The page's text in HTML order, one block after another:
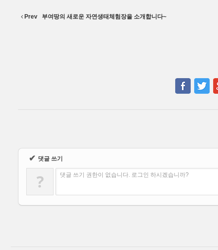
Prev 부여땅의 새로운 자연생태체험장을 소개합니다~
✔ 댓글 쓰기
? 댓글 쓰기 권한이 없습니다. 로그인 하시겠습니까?